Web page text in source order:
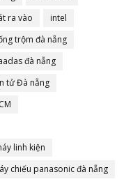
ra vào
intel
trộm đà nẵng
đà nẵng
tử Đà nẵng
linh kiện
chiếu panasonic đà nẵng